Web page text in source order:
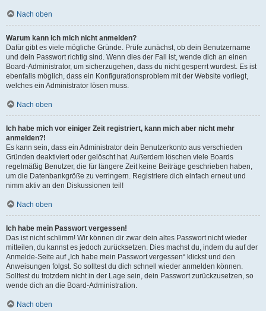
Nach oben
Warum kann ich mich nicht anmelden?
Dafür gibt es viele mögliche Gründe. Prüfe zunächst, ob dein Benutzername
und dein Passwort richtig sind. Wenn dies der Fall ist, wende dich an einen
Board-Administrator, um sicherzugehen, dass du nicht gesperrt wurdest. Es ist
ebenfalls möglich, dass ein Konfigurationsproblem mit der Website vorliegt,
welches ein Administrator lösen muss.
Nach oben
Ich habe mich vor einiger Zeit registriert, kann mich aber nicht mehr
anmelden?!
Es kann sein, dass ein Administrator dein Benutzerkonto aus verschieden
Gründen deaktiviert oder gelöscht hat. Außerdem löschen viele Boards
regelmäßig Benutzer, die für längere Zeit keine Beiträge geschrieben haben,
um die Datenbankgröße zu verringern. Registriere dich einfach erneut und
nimm aktiv an den Diskussionen teil!
Nach oben
Ich habe mein Passwort vergessen!
Das ist nicht schlimm! Wir können dir zwar dein altes Passwort nicht wieder
mitteilen, du kannst es jedoch zurücksetzen. Dies machst du, indem du auf der
Anmelde-Seite auf „Ich habe mein Passwort vergessen“ klickst und den
Anweisungen folgst. So solltest du dich schnell wieder anmelden können.
Solltest du trotzdem nicht in der Lage sein, dein Passwort zurückzusetzen, so
wende dich an die Board-Administration.
Nach oben